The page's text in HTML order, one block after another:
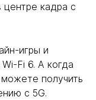
центре кадра с
игры и
Fi 6. А когда
получить
с 5G.